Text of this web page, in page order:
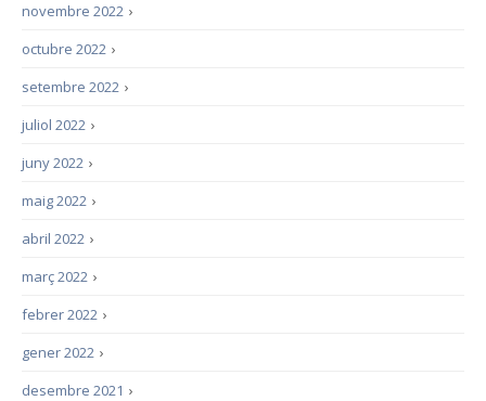
›
novembre 2022
›
octubre 2022
›
setembre 2022
›
juliol 2022
›
juny 2022
›
maig 2022
›
abril 2022
›
març 2022
›
febrer 2022
›
gener 2022
›
desembre 2021